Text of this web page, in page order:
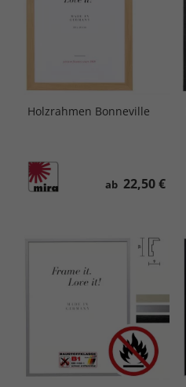
Holzrahmen Bonneville
ab 22,50 €